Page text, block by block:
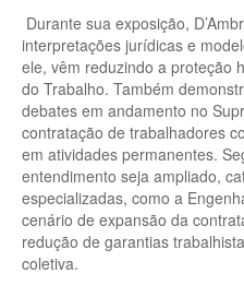
Durante sua exposição,
interpretações jurídicas e
ele, vêm reduzindo a proteção
do Trabalho. Também
debates em andamento no
contratação de trabalhadores
em atividades permanentes.
entendimento seja ampliado,
especializadas, como a
cenário de expansão da
redução de garantias
coletiva.